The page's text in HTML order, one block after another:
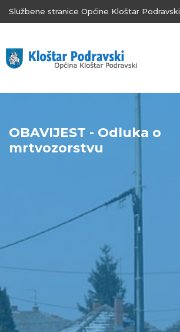
Službene stranice Općine Kloštar Podravski
OBAVIJEST - Odluka o
mrtvozorstvu